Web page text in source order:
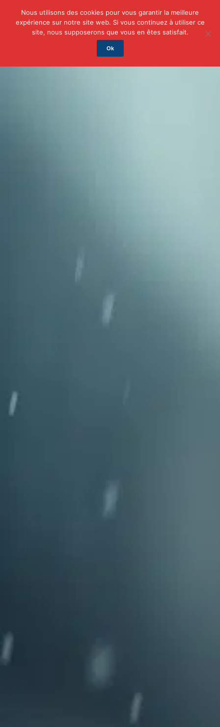
Auto/Moto Business Famille Finance
Nous utilisons des cookies pour vous garantir la meilleure
expérience sur notre site web. Si vous continuez à utiliser ce
site, nous supposerons que vous en êtes satisfait.
Ok